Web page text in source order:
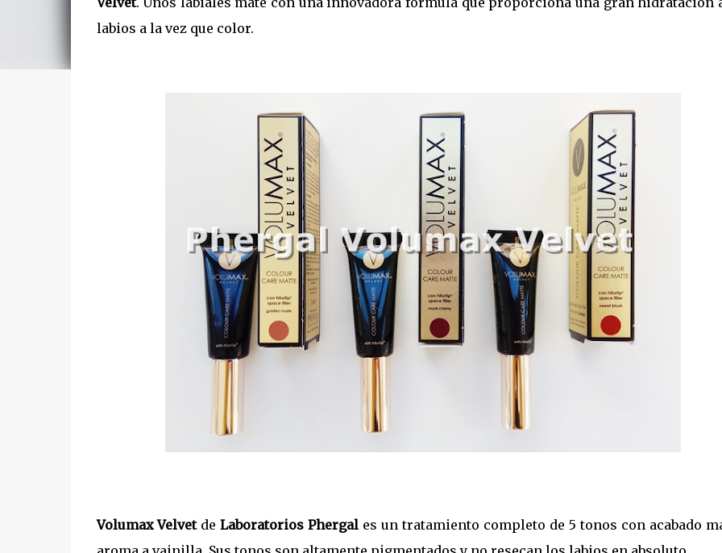
labios a la vez que color.
Volumax VelvetdeLaboratorios Phergal es un tratamiento completo de 5 tonos con acabado